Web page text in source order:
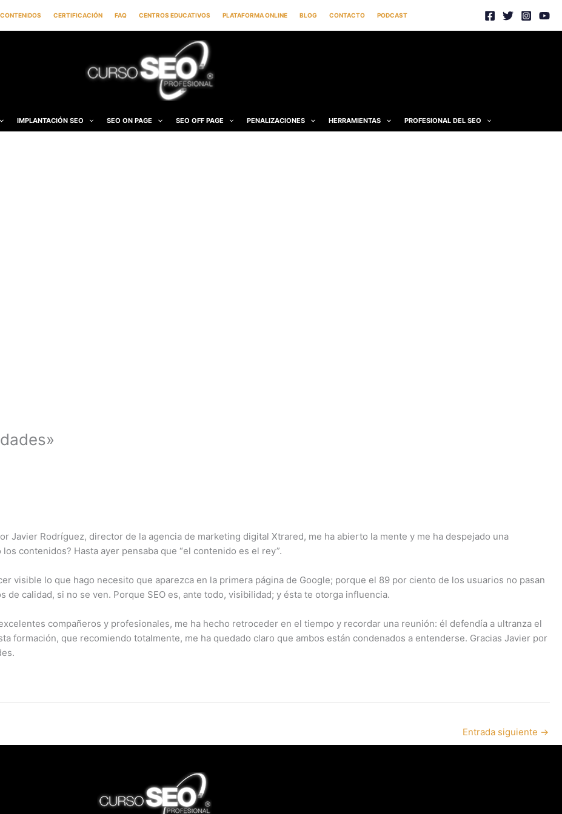
CONTENIDOS CERTIFICACIÓN FAQ CENTROS EDUCATIVOS PLATAFORMA ONLINE BLOG CONTACTO PODCAST
IMPLANTACIÓN SEO SEO ON PAGE SEO OFF PAGE PENALIZACIONES HERRAMIENTAS PROFESIONAL DEL SEO
Javier Rodríguez, director de la agencia de marketing digital Xtrared, me ha abierto la mente y me ha despejado una
contenidos? Hasta ayer pensaba que “el contenido es el rey”.
visible lo que hago necesito que aparezca en la primera página de Google; porque el 89 por ciento de los usuarios no pasan
calidad, si no se ven. Porque SEO es, ante todo, visibilidad; y ésta te otorga influencia.
compañeros y profesionales, me ha hecho retroceder en el tiempo y recordar una reunión: él defendía a ultranza el
formación, que recomiendo totalmente, me ha quedado claro que ambos están condenados a entenderse. Gracias Javier por
Entrada siguiente →